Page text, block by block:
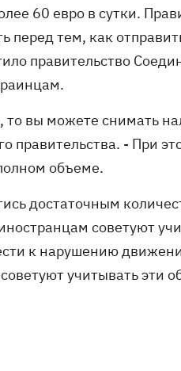
60 евро в сутки.
перед тем, как
правительство
то вы можете снимать
правительства. - При
объеме.
достаточным
советуют
к нарушению
учитывать эти